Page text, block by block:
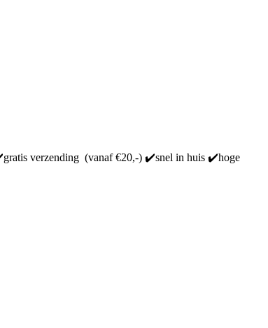
verzending (vanaf €20,-) ✔️snel in huis ✔️hoge